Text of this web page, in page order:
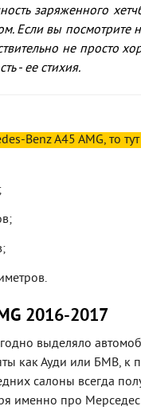
заряженного
Если вы посмотрите
не просто
- ее стихия.
Benz A45 AMG, то
2016-2017
выделяло
как Ауди или БМВ, к
салоны всегда
именно про